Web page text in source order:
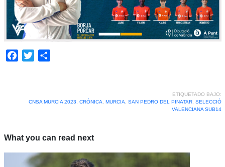
Facebook
Twitter
ETIQUETADO BAJO:
CNSA MURCIA 2023
CRÓNICA MURCIA SAN PEDRO DEL PINATAR, SELECCIÓ
VALENCIANA SUB14
What you can read next